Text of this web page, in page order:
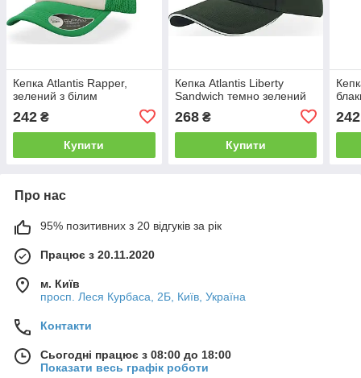
Кепка Atlantis Rapper,
зелений з білим
242 ₴
Купити
Кепка Atlantis Liberty
Sandwich темно зелений
268₴
Купити
242
Про нас
95% позитивних з 20 відгуків за рік
Працює з 20.11.2020
м. Київ
просп. Леся Курбаса, 2Б, Київ, Україна
Контакти
Сьогодні працює з 08:00 до 18:00
Показати весь графік роботи